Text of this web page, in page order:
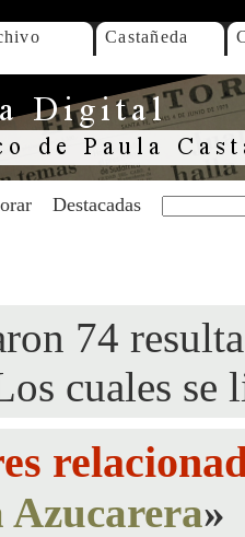
Castañeda
Destacadas
74
cuales se
»